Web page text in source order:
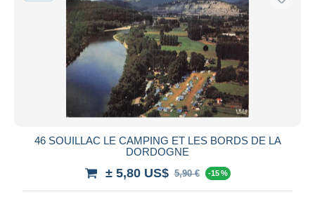
46 SOUILLAC LE CAMPING ET LES BORDS DE LA
DORDOGNE
± 5,80 US$ 5,90 € -15 %